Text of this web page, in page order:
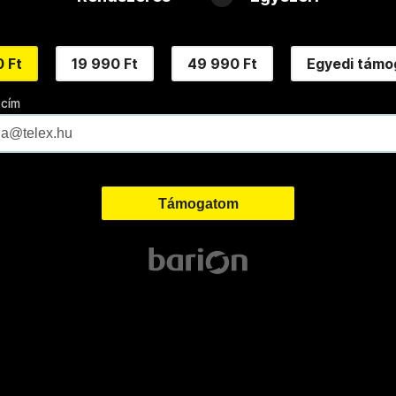
Ft 19 990 Ft 49 990 Ft Egyedi